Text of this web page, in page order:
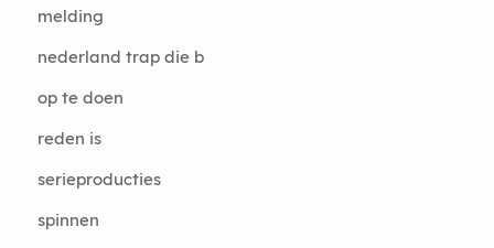
melding
nederland trap die b
op te doen
reden is
serieproducties
spinnen